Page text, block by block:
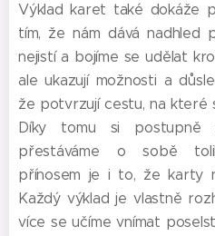
Výklad karet také dokáže
tím, že nám dává nadhled
nejistí a bojíme se udělat
ale ukazují možnosti a
že potvrzují cestu, na které
Díky tomu si postupně
přestáváme o sobě
přínosem je i to, že karty
Každý výklad je vlastně
více se učíme vnímat